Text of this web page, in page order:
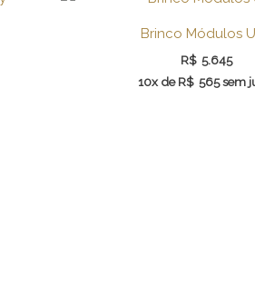
Brinco Módulos
R$ 5.645
10x deR$ 565 sem